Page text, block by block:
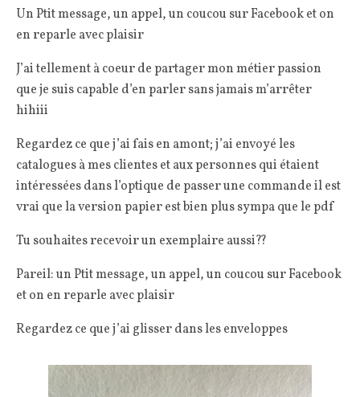
Un Ptit message, un appel, un coucou sur Facebook et on
en reparle avec plaisir
J’ai tellement à coeur de partager mon métier passion
que je suis capable d’en parler sans jamais m’arrêter
hihiii
Regardez ce que j’ai fais en amont; j’ai envoyé les
catalogues à mes clientes et aux personnes qui étaient
intéressées dans l’optique de passer une commande il est
vrai que la version papier est bien plus sympa que le pdf
Tu souhaites recevoir un exemplaire aussi??
Pareil: un Ptit message, un appel, un coucou sur Facebook
et on en reparle avec plaisir
Regardez ce que j’ai glisser dans les enveloppes